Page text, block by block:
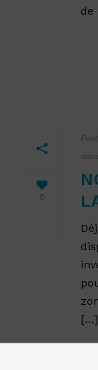
de
0
[…]